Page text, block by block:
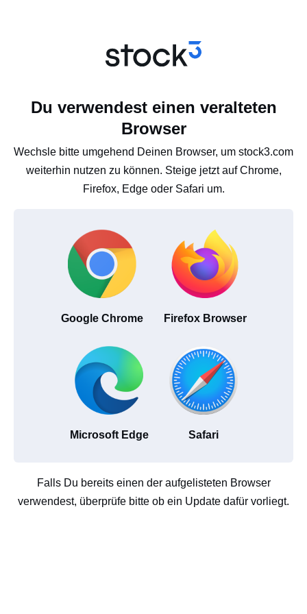
Du verwendest einen veralteten
Browser
Wechsle bitte umgehend Deinen Browser, um stock3.com
weiterhin nutzen zu können. Steige jetzt auf Chrome,
Firefox, Edge oder Safari um.
Google Chrome Firefox Browser
Microsoft Edge Safari
Falls Du bereits einen der aufgelisteten Browser
verwendest, überprüfe bitte ob ein Update dafür vorliegt.